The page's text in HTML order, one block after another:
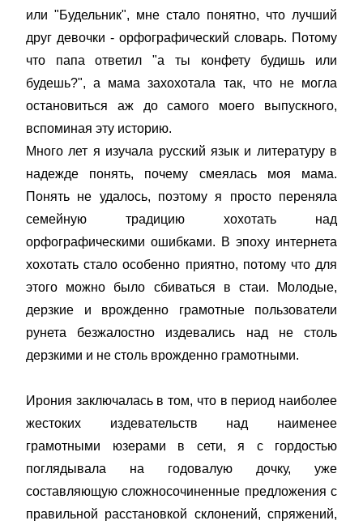
или "Будельник", мне стало понятно, что лучший
друг девочки - орфографический словарь. Потому
что папа ответил "а ты конфету будишь или
будешь?", а мама захохотала так, что не могла
остановиться аж до самого моего выпускного,
вспоминая эту историю.
Много лет я изучала русский язык и литературу в
надежде понять, почему смеялась моя мама.
Понять не удалось, поэтому я просто переняла
семейную традицию хохотать над
орфографическими ошибками. В эпоху интернета
хохотать стало особенно приятно, потому что для
этого можно было сбиваться в стаи. Молодые,
дерзкие и врожденно грамотные пользователи
рунета безжалостно издевались над не столь
дерзкими и не столь врожденно грамотными.
Ирония заключалась в том, что в период наиболее
жестоких издевательств над наименее
грамотными юзерами в сети, я с гордостью
поглядывала на годовалую дочку, уже
составляющую сложносочиненные предложения с
правильной расстановкой склонений, спряжений,